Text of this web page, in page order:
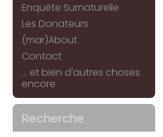
Enquête Surnaturelle
Les Donateurs
(mar)About
Contact
... et bien d'autres choses
encore
Recherche